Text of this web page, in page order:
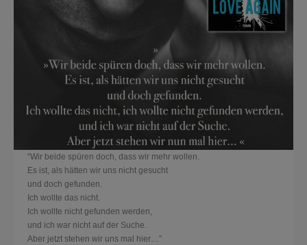
“Wir beide spüren doch, dass wir mehr wollen.
Es ist, als hätten wir uns nicht gesucht
und doch gefunden.
Ich wollte das nicht.
Ich wollte nicht gefunden werden,
und ich war nicht auf der Suche.
Aber jetzt stehen wir uns mal hier…”